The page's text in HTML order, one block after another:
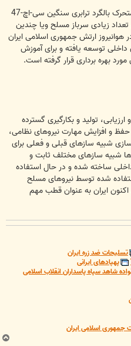
تصویر زیر نیز مربوط به شبیه ساز تمام متحرک بالگرد ترابری سنگین سی-اچ-47
زیادی سرباز مسلح ویا چندین
هوانیروز ارتش جمهوری اسلامی ایران
توسعه یافته و برای آموزش
بهره برداری قرار گرفته است.
تولید و بکارگیری گسترده
حفظ و افزایش مهارت نیروهای نظامی،
شبیه سازهای قبلی و فعلی برای
شبیه سازهای مختلف ثابت و
ساخته شده و در حال استفاده
شده توسط نیروهای مسلح
ایران به عنوان قطب مهم
تسلیحات ضد زره ایران
پهپادهای ایرانی
شاهد سپاه پاسداران انقلاب اسلامی
اسلامی ایران